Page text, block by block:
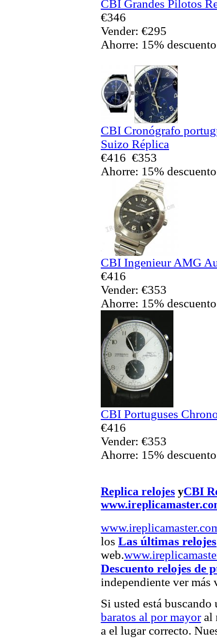
CBI Grandes Pilotos
€346
Vender: €295
Ahorre: 15% descuento
CBI Cronógrafo
Suizo Réplica
€416 €353
Ahorre: 15% descuento
CBI Ingenieur AMG
€416
Vender: €353
Ahorre: 15% descuento
CBI Portuguses
€416
Vender: €353
Ahorre: 15% descuento
Replica relojes yCBI
los Las últimas relojes
web.
Descuento relojes de
independiente ver más
Si usted está
baratos al por mayoral
a el lugar correcto.